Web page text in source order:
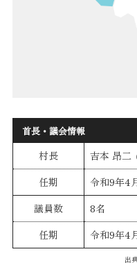
首長・議会情報
村長 吉本 昂二
任期
令和9年4
議員数
8名
任期
令和9年4
出